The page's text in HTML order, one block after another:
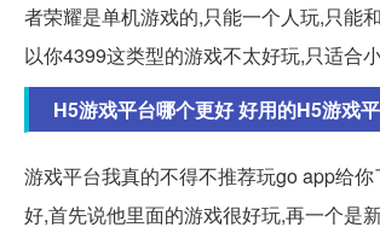
者荣耀是单机游戏的,只能一个人玩,只能
以你4399这类型的游戏不太好玩,只适合小
H5游戏平台哪个更好 好用的H5游戏
游戏平台我真的不得不推荐玩go app给
好,首先说他里面的游戏很好玩,再一个是